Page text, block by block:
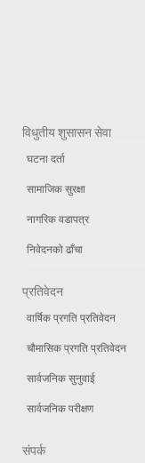
विधुतीय शुसासन सेवा
घटना दर्ता
सामाजिक सुरक्षा
नागरिक वडापत्र
निवेदनको ढाँचा
प्रतिवेदन
वार्षिक प्रगति प्रतिवेदन
चौमासिक प्रगति प्रतिवेदन
सार्वजनिक सुनुवाई
सार्वजनिक परीक्षण
संपर्क